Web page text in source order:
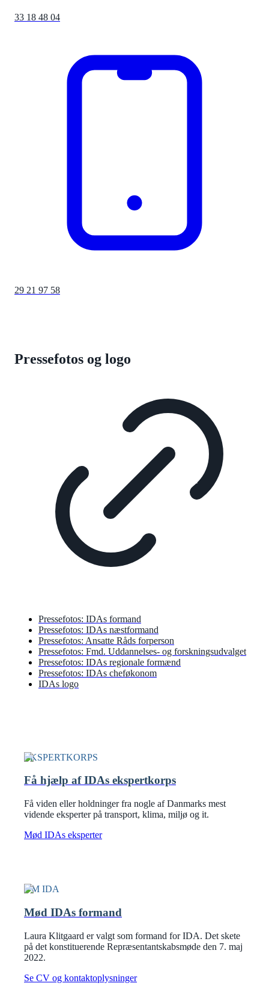
33 18 48 04
29 21 97 58
Pressefotos og logo
Pressefotos: IDAs formand
Pressefotos: IDAs næstformand
Pressefotos: Ansatte Råds forperson
Pressefotos: Fmd. Uddannelses- og forskningsudvalget
Pressefotos: IDAs regionale formænd
Pressefotos: IDAs cheføkonom
IDAs logo
EKSPERTKORPS
Få hjælp af IDAs ekspertkorps
Få viden eller holdninger fra nogle af Danmarks mest
vidende eksperter på transport, klima, miljø og it.
Mød IDAs eksperter
OM IDA
Mød IDAs formand
Laura Klitgaard er valgt som formand for IDA. Det skete
på det konstituerende Repræsentantskabsmøde den 7. maj
2022.
Se CV og kontaktoplysninger